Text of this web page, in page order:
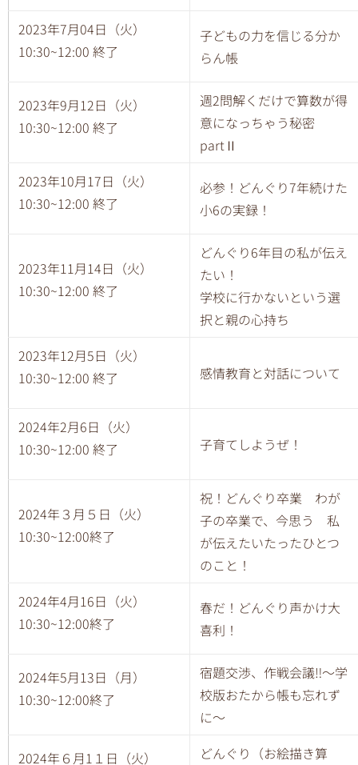
2023年7月04日（火）
10:30~12:00 終了
子どもの力を信じる分か
らん帳
2023年9月12日（火）
10:30~12:00 終了
週2問解くだけで算数が得
意になっちゃう秘密
partⅡ
2023年10月17日（火）
10:30~12:00 終了
必参！どんぐり7年続けた
小6の実録！
2023年11月14日（火）
10:30~12:00 終了
どんぐり6年目の私が伝え
たい！
学校に行かないという選
択と親の心持ち
2023年12月5日（火）
10:30~12:00 終了
感情教育と対話について
2024年2月6日（火）
10:30~12:00 終了
子育てしようぜ！
2024年３月５日（火）
10:30~12:00終了
祝！どんぐり卒業 わが
子の卒業で、今思う 私
が伝えたいたったひとつ
のこと！
2024年4月16日（火）
10:30~12:00終了
春だ！どんぐり声かけ大
喜利！
2024年5月13日（月）
10:30~12:00終了
宿題交渉、作戦会議‼︎〜学
校版おたから帳も忘れず
に〜
2024年６月1１日（火） どんぐり（お絵描き算